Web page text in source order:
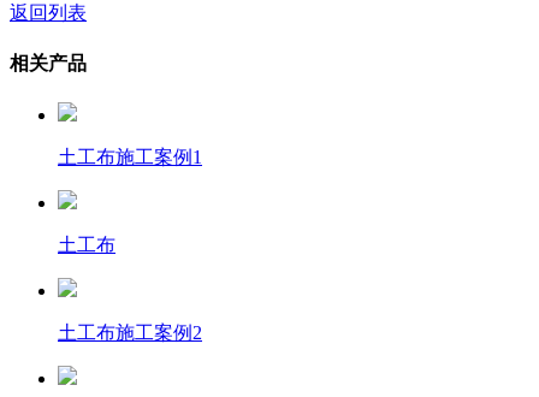
返回列表
相关产品
土工布施工案例1
土工布
土工布施工案例2